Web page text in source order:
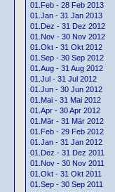
01.Feb - 28 Feb 2013
01.Jan - 31 Jan 2013
01.Dez - 31 Dez 2012
01.Nov - 30 Nov 2012
01.Okt - 31 Okt 2012
01.Sep - 30 Sep 2012
01.Aug - 31 Aug 2012
01.Jul - 31 Jul 2012
01.Jun - 30 Jun 2012
01.Mai - 31 Mai 2012
01.Apr - 30 Apr 2012
01.Mär - 31 Mär 2012
01.Feb - 29 Feb 2012
01.Jan - 31 Jan 2012
01.Dez - 31 Dez 2011
01.Nov - 30 Nov 2011
01.Okt - 31 Okt 2011
01.Sep - 30 Sep 2011